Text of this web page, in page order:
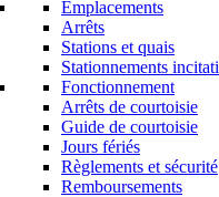
Emplacements
Arrêts
Stations et quais
Stationnements
Fonctionnement
Arrêts de courtoisie​
Guide de courtoisie
Jours fériés
Règlements et sécurité
Remboursements